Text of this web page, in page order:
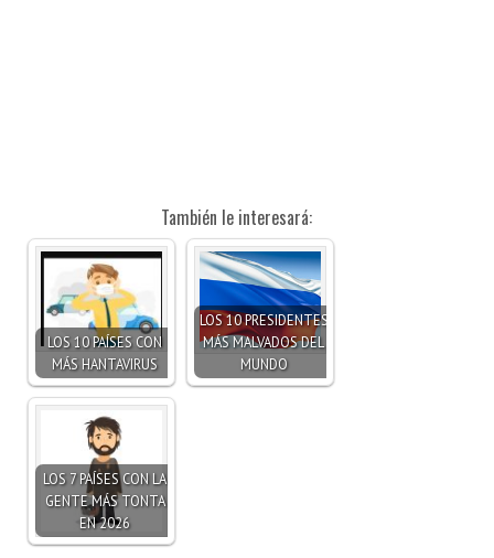
También le interesará:
LOS 10 PAÍSES CON
MÁS HANTAVIRUS
LOS 10 PRESIDENTES
MÁS MALVADOS DEL
MUNDO
LOS 7 PAÍSES CON LA
GENTE MÁS TONTA
EN 2026